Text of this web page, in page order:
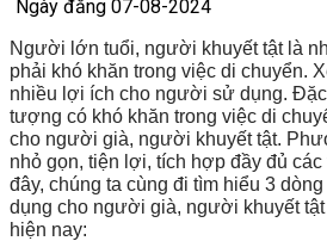
Ngày đăng 07-08-2024
Người lớn tuổi, người khuyết tật là
phải khó khăn trong việc di chuyển.
nhiều lợi ích cho người sử dụng.
tượng có khó khăn trong việc di
cho người già, người khuyết tật.
nhỏ gọn, tiện lợi, tích hợp đầy đủ các
đây, chúng ta cùng đi tìm hiểu 3
dụng cho người già, người khuyết
hiện nay: